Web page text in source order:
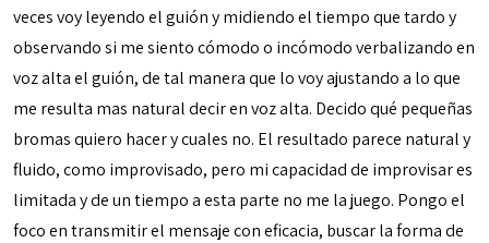
veces voy leyendo el guión y midiendo el tiempo que tardo y
observando si me siento cómodo o incómodo verbalizando en
voz alta el guión, de tal manera que lo voy ajustando a lo que
me resulta mas natural decir en voz alta. Decido qué pequeñas
bromas quiero hacer y cuales no. El resultado parece natural y
fluido, como improvisado, pero mi capacidad de improvisar es
limitada y de un tiempo a esta parte no me la juego. Pongo el
foco en transmitir el mensaje con eficacia, buscar la forma de